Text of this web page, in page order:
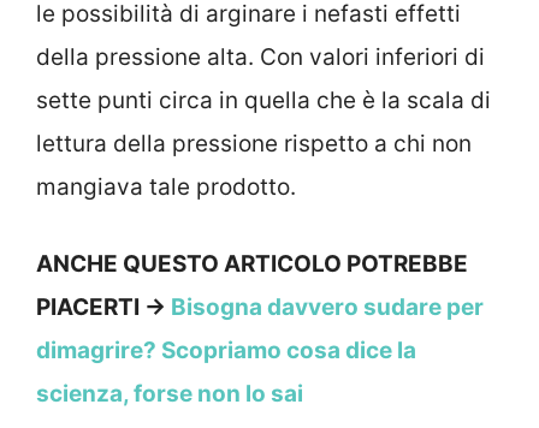
le possibilità di arginare i nefasti effetti
della pressione alta. Con valori inferiori di
sette punti circa in quella che è la scala di
lettura della pressione rispetto a chi non
mangiava tale prodotto.
ANCHE QUESTO ARTICOLO POTREBBE
PIACERTI -> Bisogna davvero sudare per
dimagrire? Scopriamo cosa dice la
scienza, forse non lo sai